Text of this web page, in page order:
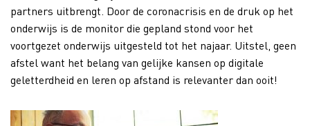
partners uitbrengt. Door de coronacrisis en de druk op het
onderwijs is de monitor die gepland stond voor het
voortgezet onderwijs uitgesteld tot het najaar. Uitstel, geen
afstel want het belang van gelijke kansen op digitale
geletterdheid en leren op afstand is relevanter dan ooit!